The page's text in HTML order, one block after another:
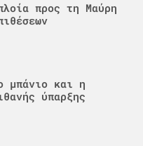
προς τη Μαύρη
μπάνιο και η
ύπαρξης